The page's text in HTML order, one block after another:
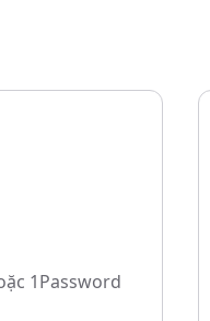
1Password